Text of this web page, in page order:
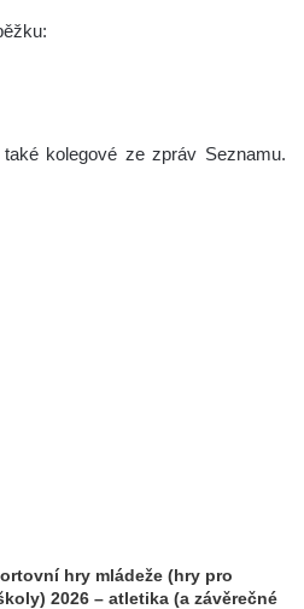
kolegové ze zpráv Seznamu.
hry mládeže (hry pro
2026 – atletika (a závěrečné